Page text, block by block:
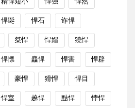
悍诞 悍石 诈悍
桀悍 悍媢 獟悍
悍慓 麤悍 悍害 悍辟
豪悍 猾悍 悍目
悍室 趬悍 黠悍 悖悍